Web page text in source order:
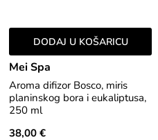
DODAJ U KOŠARICU
Mei Spa
Aroma difizor Bosco, miris
planinskog bora i eukaliptusa,
250 ml
38,00 €